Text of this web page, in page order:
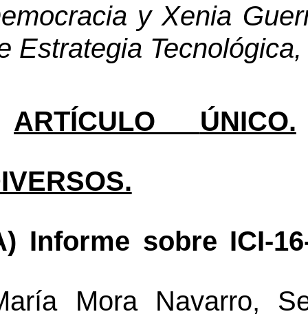
y
Estrategia
ARTÍCULO ÚNICO.
) Informe sobre ICI-
Mora Navarro,